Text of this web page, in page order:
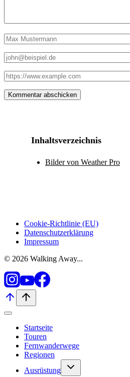
Inhaltsverzeichnis
Bilder von Weather Pro
Cookie-Richtlinie (EU)
Datenschutzerklärung
Impressum
© 2026 Walking Away...
Startseite
Touren
Fernwanderwege
Regionen
Ausrüstung
Untermenü
umschalten